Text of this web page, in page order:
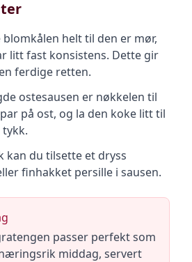
helt til den er mør,
litt fast konsistens. Dette gir
ferdige retten.
ostesausen er nøkkelen til
på ost, og la den koke litt til
kan du tilsette et dryss
finhakket persille i sausen.
passer perfekt som
middag, servert